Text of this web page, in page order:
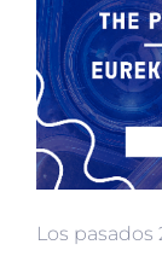
Los pasados